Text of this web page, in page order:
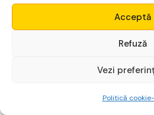
Acceptă
Refuză
Vezi
Politică
euro, în funcție de tipul firmei.
Dacă nu ai un buget mare la
investițiile sunt aproape zero,
Micro
Începe